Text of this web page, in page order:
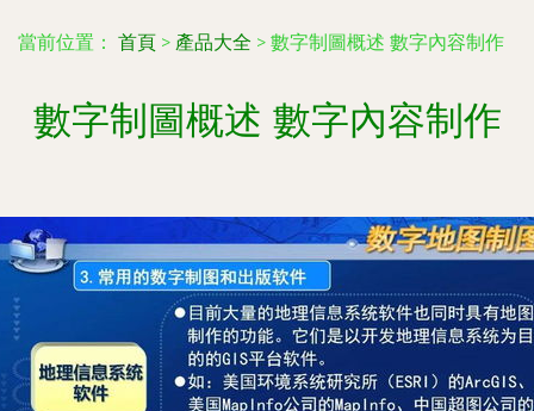
當前位置： 首頁 > 產品大全 > 數字制圖概述 數字內容制作
數字制圖概述 數字內容制作